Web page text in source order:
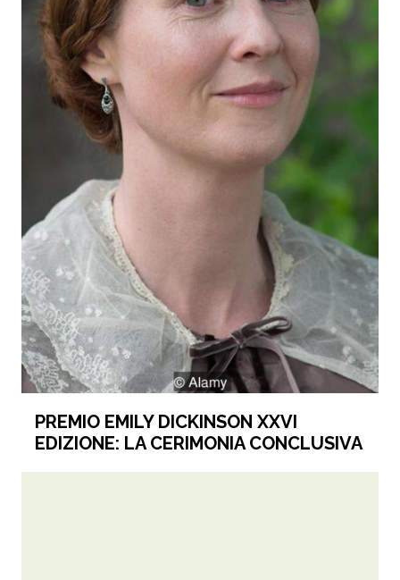
PREMIO EMILY DICKINSON XXVI
EDIZIONE: LA CERIMONIA CONCLUSIVA